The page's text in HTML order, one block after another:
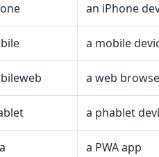
an iPhone
a mobile
a web
a phablet
a PWA app